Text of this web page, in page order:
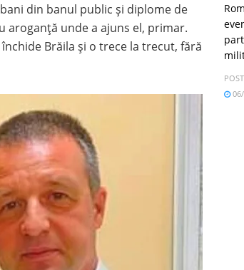
din banul public și diplome de
aroganță unde a ajuns el, primar.
Brăila și o trece la trecut, fără
06/